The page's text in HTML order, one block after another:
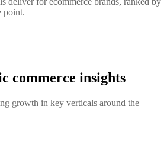
point.
commerce insights
growth in key verticals around the